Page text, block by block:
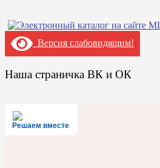
Версия слабовидящим!
Наша страничка ВК и ОК
Решаем вместе